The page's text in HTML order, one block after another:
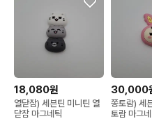
18,080원
열닫잠) 세븐틴 미니틴 열
닫잠 마그네틱
30,000
쫑토람) 세
토람 마그